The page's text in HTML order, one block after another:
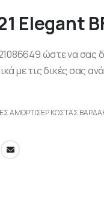
Elegant
ώστε να σας
με τις δικές σας
ΑΜΟΡΤΙΣΕΡ ΚΩΣΤΑΣ